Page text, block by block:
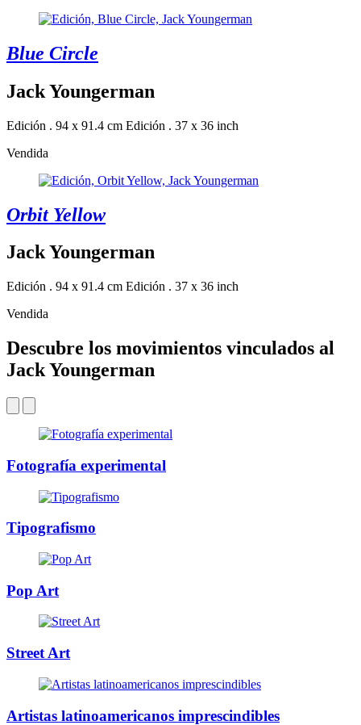
Blue Circle
Jack Youngerman
Edición . 94 x 91.4 cm Edición . 37 x 36 inch
Vendida
Orbit Yellow
Jack Youngerman
Edición . 94 x 91.4 cm Edición . 37 x 36 inch
Vendida
Descubre los movimientos vinculados al
Jack Youngerman
Fotografía experimental
Tipografismo
Pop Art
Street Art
Artistas latinoamericanos imprescindibles